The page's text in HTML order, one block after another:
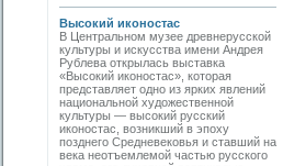
Высокий иконостас
В Центральном музее древнерусской
культуры и искусства имени Андрея
Рублева открылась выставка
«Высокий иконостас», которая
представляет одно из ярких явлений
национальной художественной
культуры — высокий русский
иконостас, возникший в эпоху
позднего Средневековья и ставший на
века неотъемлемой частью русского